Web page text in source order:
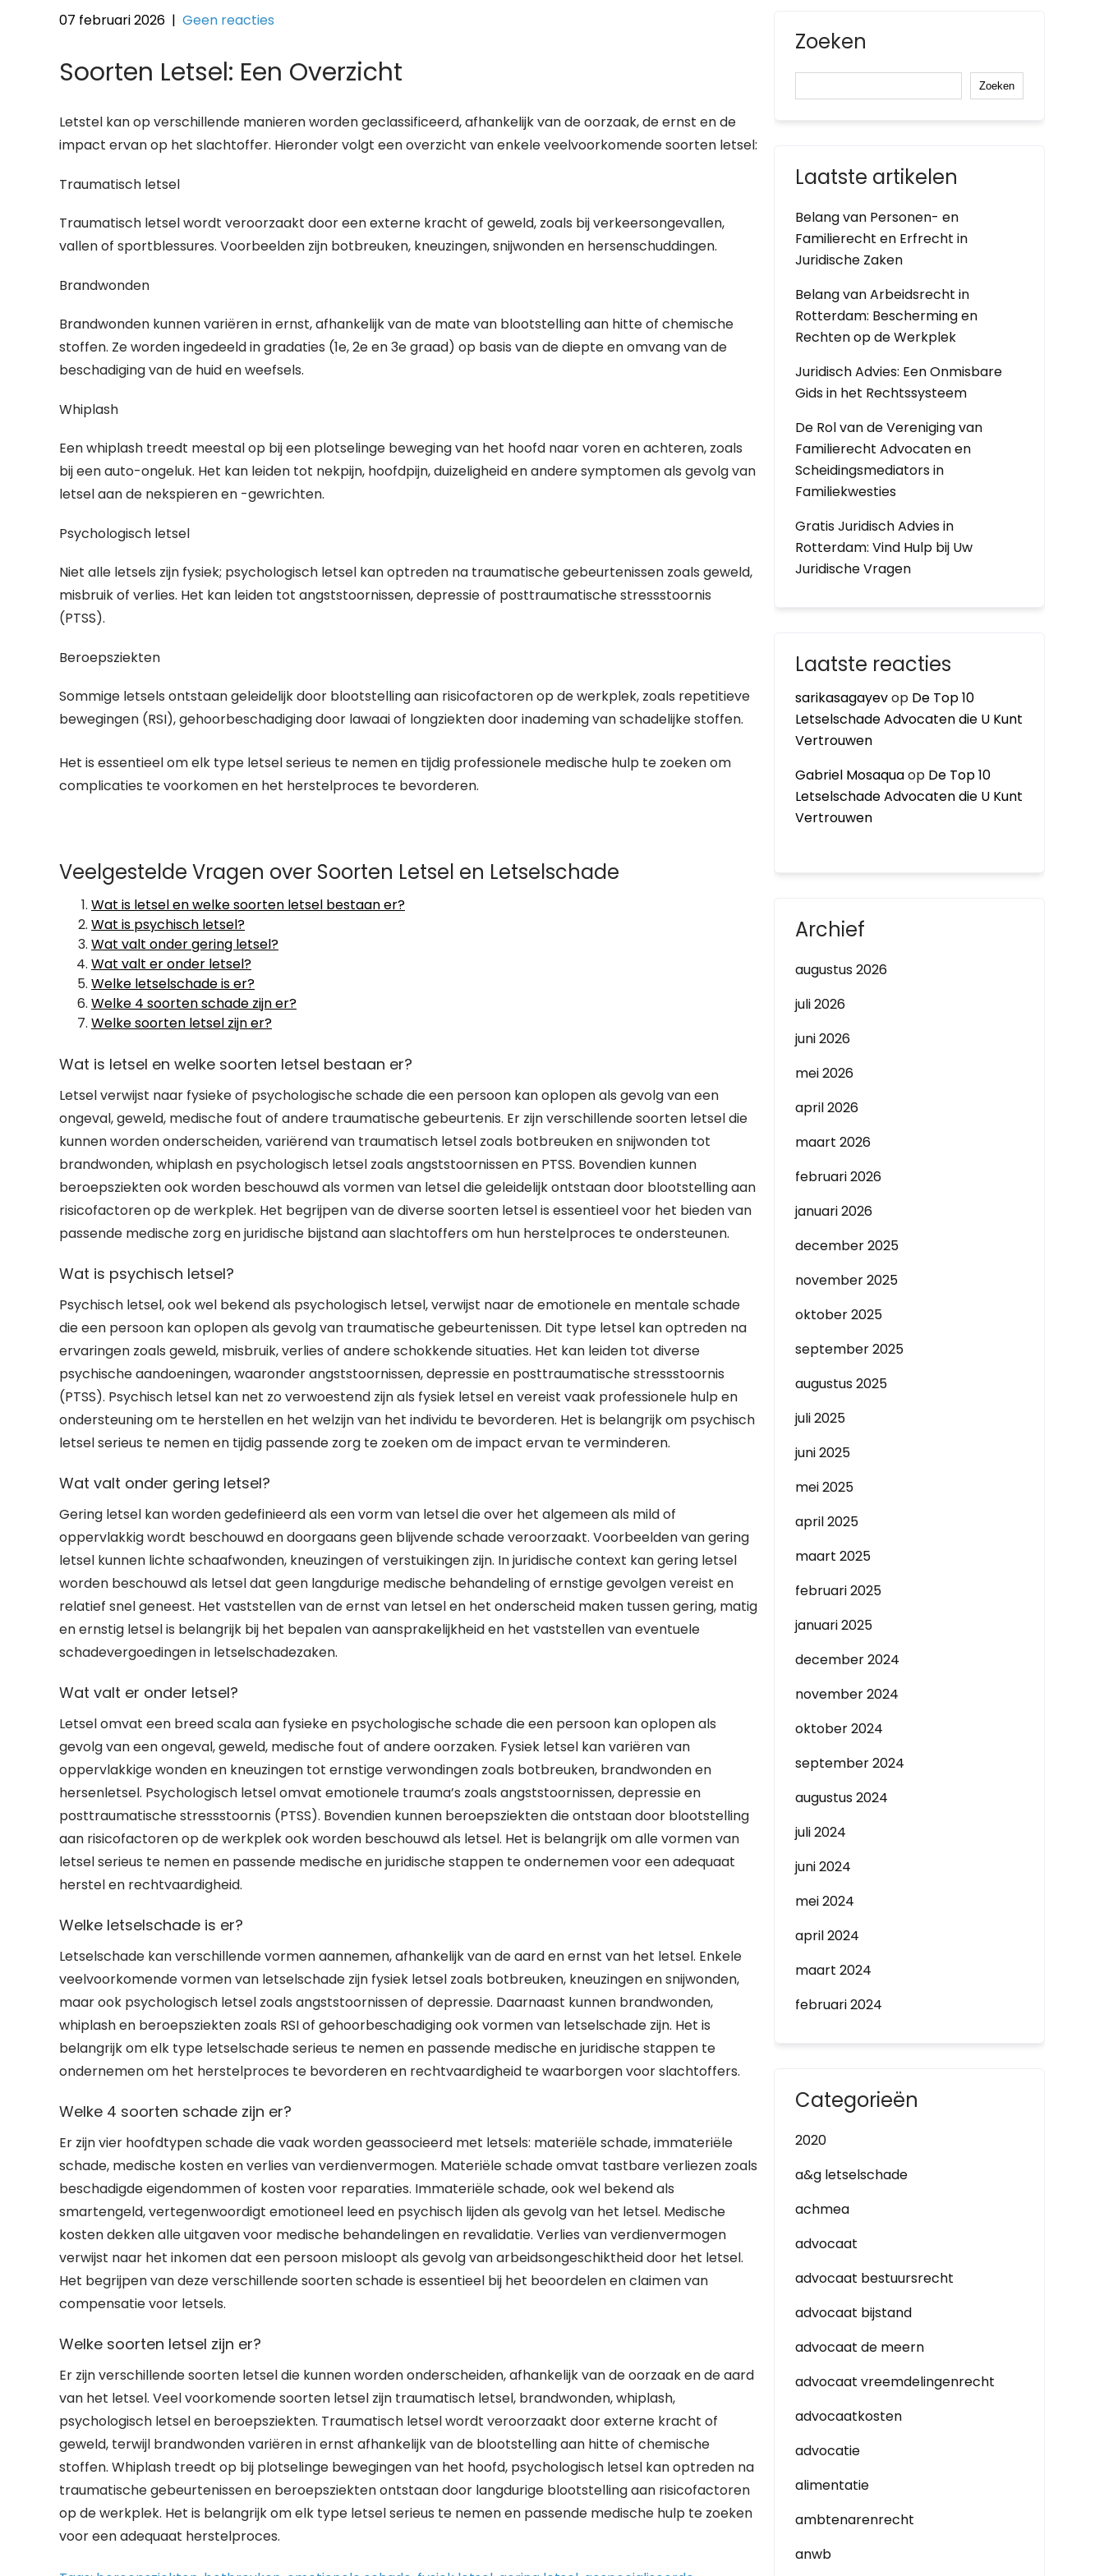
07 februari 2026 | Geen reacties
Soorten Letsel: Een Overzicht
Letstel kan op verschillende manieren worden geclassificeerd, afhankelijk van de oorzaak, de ernst en de
impact ervan op het slachtoffer. Hieronder volgt een overzicht van enkele veelvoorkomende soorten letsel:
Traumatisch letsel
Traumatisch letsel wordt veroorzaakt door een externe kracht of geweld, zoals bij verkeersongevallen,
vallen of sportblessures. Voorbeelden zijn botbreuken, kneuzingen, snijwonden en hersenschuddingen.
Brandwonden
Brandwonden kunnen variëren in ernst, afhankelijk van de mate van blootstelling aan hitte of chemische
stoffen. Ze worden ingedeeld in gradaties (1e, 2e en 3e graad) op basis van de diepte en omvang van de
beschadiging van de huid en weefsels.
Whiplash
Een whiplash treedt meestal op bij een plotselinge beweging van het hoofd naar voren en achteren, zoals
bij een auto-ongeluk. Het kan leiden tot nekpijn, hoofdpijn, duizeligheid en andere symptomen als gevolg van
letsel aan de nekspieren en -gewrichten.
Psychologisch letsel
Niet alle letsels zijn fysiek; psychologisch letsel kan optreden na traumatische gebeurtenissen zoals geweld,
misbruik of verlies. Het kan leiden tot angststoornissen, depressie of posttraumatische stressstoornis
(PTSS).
Beroepsziekten
Sommige letsels ontstaan geleidelijk door blootstelling aan risicofactoren op de werkplek, zoals repetitieve
bewegingen (RSI), gehoorbeschadiging door lawaai of longziekten door inademing van schadelijke stoffen.
Het is essentieel om elk type letsel serieus te nemen en tijdig professionele medische hulp te zoeken om
complicaties te voorkomen en het herstelproces te bevorderen.
Veelgestelde Vragen over Soorten Letsel en Letselschade
Wat is letsel en welke soorten letsel bestaan ​​er?
Wat is psychisch letsel?
Wat valt onder gering letsel?
Wat valt er onder letsel?
Welke letselschade is er?
Welke 4 soorten schade zijn er?
Welke soorten letsel zijn er?
Wat is letsel en welke soorten letsel bestaan ​​er?
Letsel verwijst naar fysieke of psychologische schade die een persoon kan oplopen als gevolg van een
ongeval, geweld, medische fout of andere traumatische gebeurtenis. Er zijn verschillende soorten letsel die
kunnen worden onderscheiden, variërend van traumatisch letsel zoals botbreuken en snijwonden tot
brandwonden, whiplash en psychologisch letsel zoals angststoornissen en PTSS. Bovendien kunnen
beroepsziekten ook worden beschouwd als vormen van letsel die geleidelijk ontstaan door blootstelling aan
risicofactoren op de werkplek. Het begrijpen van de diverse soorten letsel is essentieel voor het bieden van
passende medische zorg en juridische bijstand aan slachtoffers om hun herstelproces te ondersteunen.
Wat is psychisch letsel?
Psychisch letsel, ook wel bekend als psychologisch letsel, verwijst naar de emotionele en mentale schade
die een persoon kan oplopen als gevolg van traumatische gebeurtenissen. Dit type letsel kan optreden na
ervaringen zoals geweld, misbruik, verlies of andere schokkende situaties. Het kan leiden tot diverse
psychische aandoeningen, waaronder angststoornissen, depressie en posttraumatische stressstoornis
(PTSS). Psychisch letsel kan net zo verwoestend zijn als fysiek letsel en vereist vaak professionele hulp en
ondersteuning om te herstellen en het welzijn van het individu te bevorderen. Het is belangrijk om psychisch
letsel serieus te nemen en tijdig passende zorg te zoeken om de impact ervan te verminderen.
Wat valt onder gering letsel?
Gering letsel kan worden gedefinieerd als een vorm van letsel die over het algemeen als mild of
oppervlakkig wordt beschouwd en doorgaans geen blijvende schade veroorzaakt. Voorbeelden van gering
letsel kunnen lichte schaafwonden, kneuzingen of verstuikingen zijn. In juridische context kan gering letsel
worden beschouwd als letsel dat geen langdurige medische behandeling of ernstige gevolgen vereist en
relatief snel geneest. Het vaststellen van de ernst van letsel en het onderscheid maken tussen gering, matig
en ernstig letsel is belangrijk bij het bepalen van aansprakelijkheid en het vaststellen van eventuele
schadevergoedingen in letselschadezaken.
Wat valt er onder letsel?
Letsel omvat een breed scala aan fysieke en psychologische schade die een persoon kan oplopen als
gevolg van een ongeval, geweld, medische fout of andere oorzaken. Fysiek letsel kan variëren van
oppervlakkige wonden en kneuzingen tot ernstige verwondingen zoals botbreuken, brandwonden en
hersenletsel. Psychologisch letsel omvat emotionele trauma’s zoals angststoornissen, depressie en
posttraumatische stressstoornis (PTSS). Bovendien kunnen beroepsziekten die ontstaan door blootstelling
aan risicofactoren op de werkplek ook worden beschouwd als letsel. Het is belangrijk om alle vormen van
letsel serieus te nemen en passende medische en juridische stappen te ondernemen voor een adequaat
herstel en rechtvaardigheid.
Welke letselschade is er?
Letselschade kan verschillende vormen aannemen, afhankelijk van de aard en ernst van het letsel. Enkele
veelvoorkomende vormen van letselschade zijn fysiek letsel zoals botbreuken, kneuzingen en snijwonden,
maar ook psychologisch letsel zoals angststoornissen of depressie. Daarnaast kunnen brandwonden,
whiplash en beroepsziekten zoals RSI of gehoorbeschadiging ook vormen van letselschade zijn. Het is
belangrijk om elk type letselschade serieus te nemen en passende medische en juridische stappen te
ondernemen om het herstelproces te bevorderen en rechtvaardigheid te waarborgen voor slachtoffers.
Welke 4 soorten schade zijn er?
Er zijn vier hoofdtypen schade die vaak worden geassocieerd met letsels: materiële schade, immateriële
schade, medische kosten en verlies van verdienvermogen. Materiële schade omvat tastbare verliezen zoals
beschadigde eigendommen of kosten voor reparaties. Immateriële schade, ook wel bekend als
smartengeld, vertegenwoordigt emotioneel leed en psychisch lijden als gevolg van het letsel. Medische
kosten dekken alle uitgaven voor medische behandelingen en revalidatie. Verlies van verdienvermogen
verwijst naar het inkomen dat een persoon misloopt als gevolg van arbeidsongeschiktheid door het letsel.
Het begrijpen van deze verschillende soorten schade is essentieel bij het beoordelen en claimen van
compensatie voor letsels.
Welke soorten letsel zijn er?
Er zijn verschillende soorten letsel die kunnen worden onderscheiden, afhankelijk van de oorzaak en de aard
van het letsel. Veel voorkomende soorten letsel zijn traumatisch letsel, brandwonden, whiplash,
psychologisch letsel en beroepsziekten. Traumatisch letsel wordt veroorzaakt door externe kracht of
geweld, terwijl brandwonden variëren in ernst afhankelijk van de blootstelling aan hitte of chemische
stoffen. Whiplash treedt op bij plotselinge bewegingen van het hoofd, psychologisch letsel kan optreden na
traumatische gebeurtenissen en beroepsziekten ontstaan door langdurige blootstelling aan risicofactoren
op de werkplek. Het is belangrijk om elk type letsel serieus te nemen en passende medische hulp te zoeken
voor een adequaat herstelproces.
Zoeken
Zoeken
Laatste artikelen
Belang van Personen- en
Familierecht en Erfrecht in
Juridische Zaken
Belang van Arbeidsrecht in
Rotterdam: Bescherming en
Rechten op de Werkplek
Juridisch Advies: Een Onmisbare
Gids in het Rechtssysteem
De Rol van de Vereniging van
Familierecht Advocaten en
Scheidingsmediators in
Familiekwesties
Gratis Juridisch Advies in
Rotterdam: Vind Hulp bij Uw
Juridische Vragen
Laatste reacties
sarikasagayevop De Top 10
Letselschade Advocaten die U Kunt
Vertrouwen
Gabriel Mosaquaop De Top 10
Letselschade Advocaten die U Kunt
Vertrouwen
Archief
augustus 2026
juli 2026
juni 2026
mei 2026
april 2026
maart 2026
februari 2026
januari 2026
december 2025
november 2025
oktober 2025
september 2025
augustus 2025
juli 2025
juni 2025
mei 2025
april 2025
maart 2025
februari 2025
januari 2025
december 2024
november 2024
oktober 2024
september 2024
augustus 2024
juli 2024
juni 2024
mei 2024
april 2024
maart 2024
februari 2024
Categorieën
2020
a&g letselschade
achmea
advocaat
advocaat bestuursrecht
advocaat bijstand
advocaat de meern
advocaat vreemdelingenrecht
advocaatkosten
advocatie
alimentatie
ambtenarenrecht
anwb